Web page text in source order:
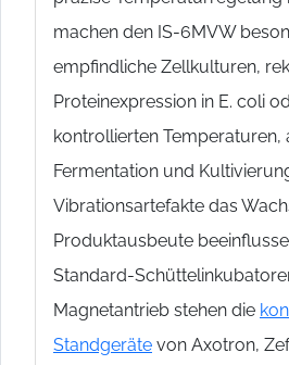
machen den IS-6MVW
empfindliche Zellkulturen,
Proteinexpression in E. coli
kontrollierten Temperaturen,
Fermentation und
Vibrationsartefakte das
Produktausbeute
Standard-
Magnetantrieb stehen die
Standgeräte von Axotron,